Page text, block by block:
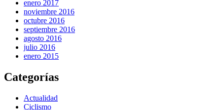
enero 2017
noviembre 2016
octubre 2016
septiembre 2016
agosto 2016
julio 2016
enero 2015
Categorías
Actualidad
Ciclismo